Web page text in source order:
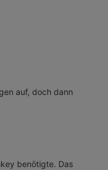
auf, doch dann
benötigte. Das